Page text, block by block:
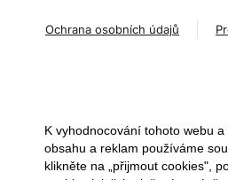
Ochrana osobních údajů
K vyhodnocování tohoto webu
obsahu a reklam používáme
klikněte na „přijmout cookies",